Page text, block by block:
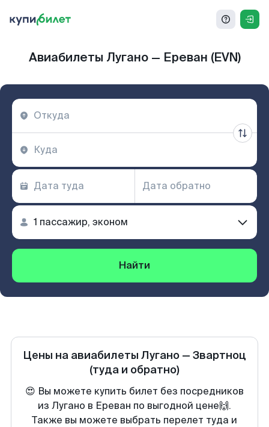
Авиабилеты Лугано — Ереван (EVN)
Найти
Цены на авиабилеты Лугано — Звартноц
(туда и обратно)
😍 Вы можете купить билет без посредников
из Лугано в Ереван по выгодной цене🙌.
Также вы можете выбрать перелет туда и